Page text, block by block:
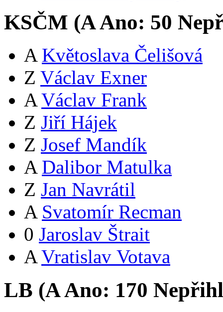
KSČM (AAno: 50
A Květoslava Čelišová
Z Václav Exner
A Václav Frank
Z Jiří Hájek
Z Josef Mandík
A Dalibor Matulka
Z Jan Navrátil
A Svatomír Recman
0 Jaroslav Štrait
A Vratislav Votava
LB (AAno: 170